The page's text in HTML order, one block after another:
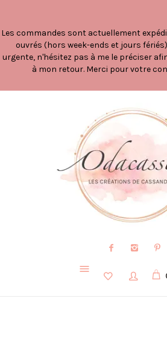
Les commandes sont actuellement
ouvrés (hors week-ends et jours
urgente, n'hésitez pas à me le préciser
à mon retour. Merci pour votre